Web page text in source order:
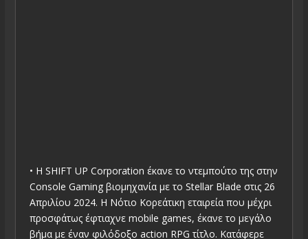
• Η SHIFT UP Corporation έκανε το ντεμπούτο της στην
Console Gaming βιομηχανία με το Stellar Blade στις 26
Απριλίου 2024. Η Νότιο Κορεάτικη εταιρεία που μέχρι
προσφάτως έφτιαχνε mobile games, έκανε το μεγάλο
βήμα με έναν φιλόδοξο action RPG τίτλο. Κατάφερε